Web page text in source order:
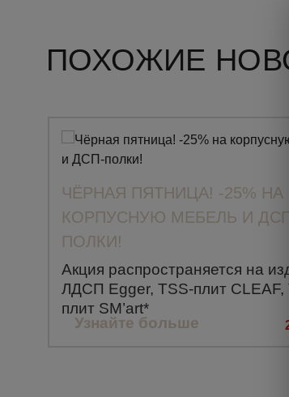
ПОХОЖИЕ
ЧЁРНАЯ ПЯТНИЦА! -25% НА
КОРПУСНУЮ МЕБЕЛЬ И
ПОЛКИ!
Акция распространяется на
ЛДСП Egger, TSS-плит CLEAF,
плит SM’art*
Узнайте больше